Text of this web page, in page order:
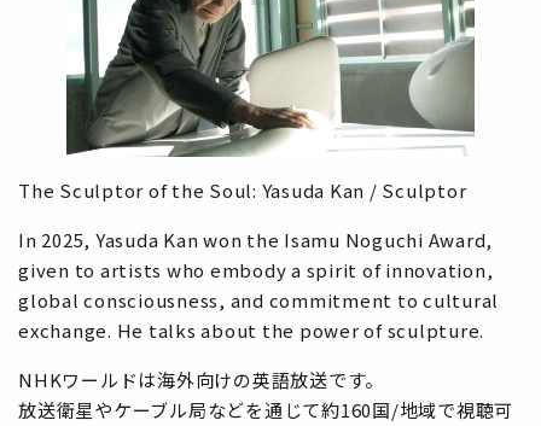
The Sculptor of the Soul: Yasuda Kan / Sculptor
In 2025, Yasuda Kan won the Isamu Noguchi Award,
given to artists who embody a spirit of innovation,
global consciousness, and commitment to cultural
exchange. He talks about the power of sculpture.
NHKワールドは海外向けの英語放送です。
放送衛星やケーブル局などを通じて約160国/地域で視聴可